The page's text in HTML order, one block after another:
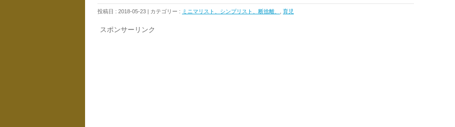
投稿日 : 2018-05-23 | カテゴリー : ミニマリスト、シンプリスト、断捨離、 育児
スポンサーリンク